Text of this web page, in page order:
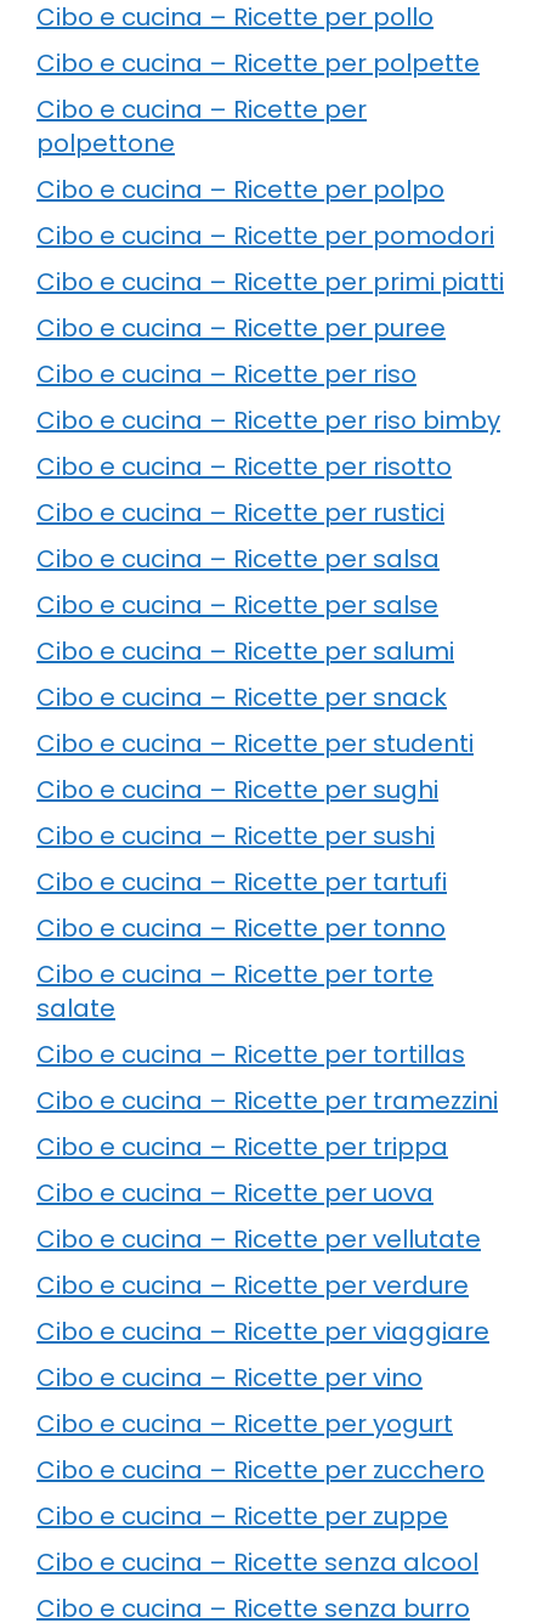
Cibo e cucina – Ricette per pollo
Cibo e cucina – Ricette per polpette
Cibo e cucina – Ricette per
polpettone
Cibo e cucina – Ricette per polpo
Cibo e cucina – Ricette per pomodori
Cibo e cucina – Ricette per primi piatti
Cibo e cucina – Ricette per puree
Cibo e cucina – Ricette per riso
Cibo e cucina – Ricette per riso bimby
Cibo e cucina – Ricette per risotto
Cibo e cucina – Ricette per rustici
Cibo e cucina – Ricette per salsa
Cibo e cucina – Ricette per salse
Cibo e cucina – Ricette per salumi
Cibo e cucina – Ricette per snack
Cibo e cucina – Ricette per studenti
Cibo e cucina – Ricette per sughi
Cibo e cucina – Ricette per sushi
Cibo e cucina – Ricette per tartufi
Cibo e cucina – Ricette per tonno
Cibo e cucina – Ricette per torte
salate
Cibo e cucina – Ricette per tortillas
Cibo e cucina – Ricette per tramezzini
Cibo e cucina – Ricette per trippa
Cibo e cucina – Ricette per uova
Cibo e cucina – Ricette per vellutate
Cibo e cucina – Ricette per verdure
Cibo e cucina – Ricette per viaggiare
Cibo e cucina – Ricette per vino
Cibo e cucina – Ricette per yogurt
Cibo e cucina – Ricette per zucchero
Cibo e cucina – Ricette per zuppe
Cibo e cucina – Ricette senza alcool
Cibo e cucina – Ricette senza burro